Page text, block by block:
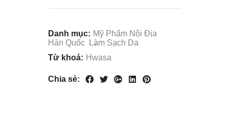
Danh mục: Mỹ Phẩm Nội Địa
Hàn Quốc
Làm Sạch Da
Từ khoá: Hwasa
Chia sẻ: